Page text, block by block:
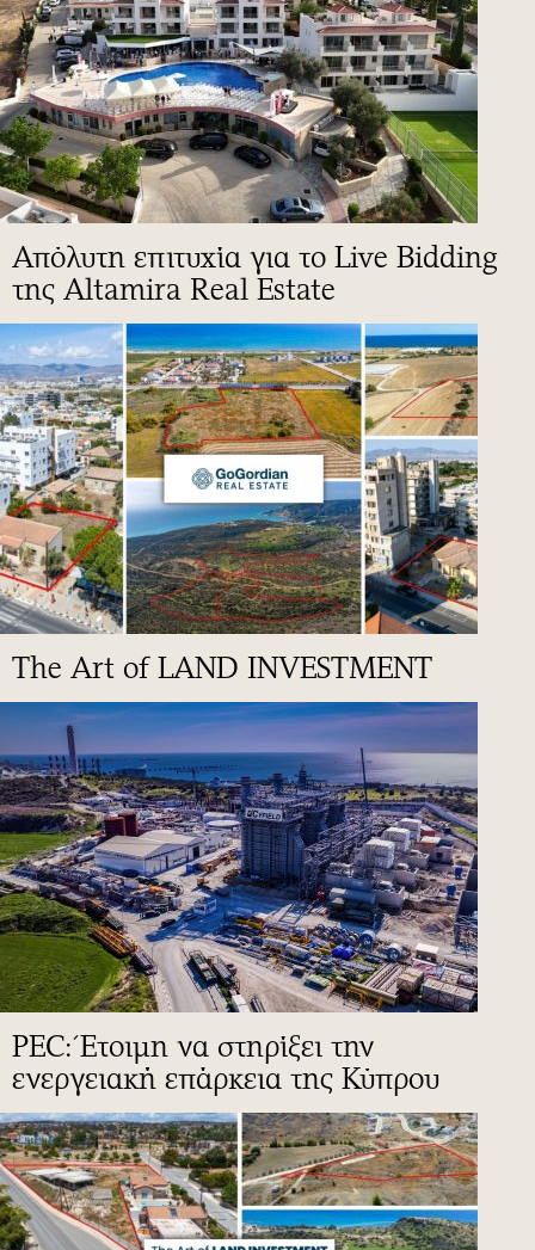
Απόλυτη επιτυχία για το Live Bidding
της Altamira Real Estate
The Art of LAND INVESTMENT
PEC: Έτοιμη να στηρίξει την
ενεργειακή επάρκεια της Κύπρου